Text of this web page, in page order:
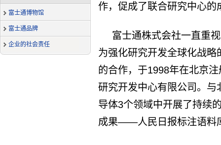
富士通博物馆
富士通品牌
企业的社会责任
作，促成了联合研究中心的
富士通株式会社一直重
为强化研究开发全球化战
的合作，于1998年在北京
研究开发中心有限公司。
导体3个领域中开展了持续
成果——人民日报标注语料